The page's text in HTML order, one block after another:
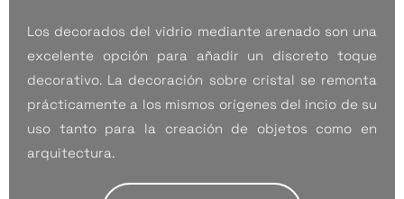
Los decorados del vidrio mediante arenado son una
excelente opción para añadir un discreto toque
decorativo. La decoración sobre cristal se remonta
prácticamente a los mismos orígenes del incio de su
uso tanto para la creación de objetos como en
arquitectura.